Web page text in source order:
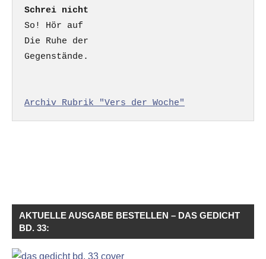
Schrei nicht
So! Hör auf
Die Ruhe der
Gegenstände.
Archiv Rubrik "Vers der Woche"
AKTUELLE AUSGABE BESTELLEN – DAS GEDICHT
BD. 33: